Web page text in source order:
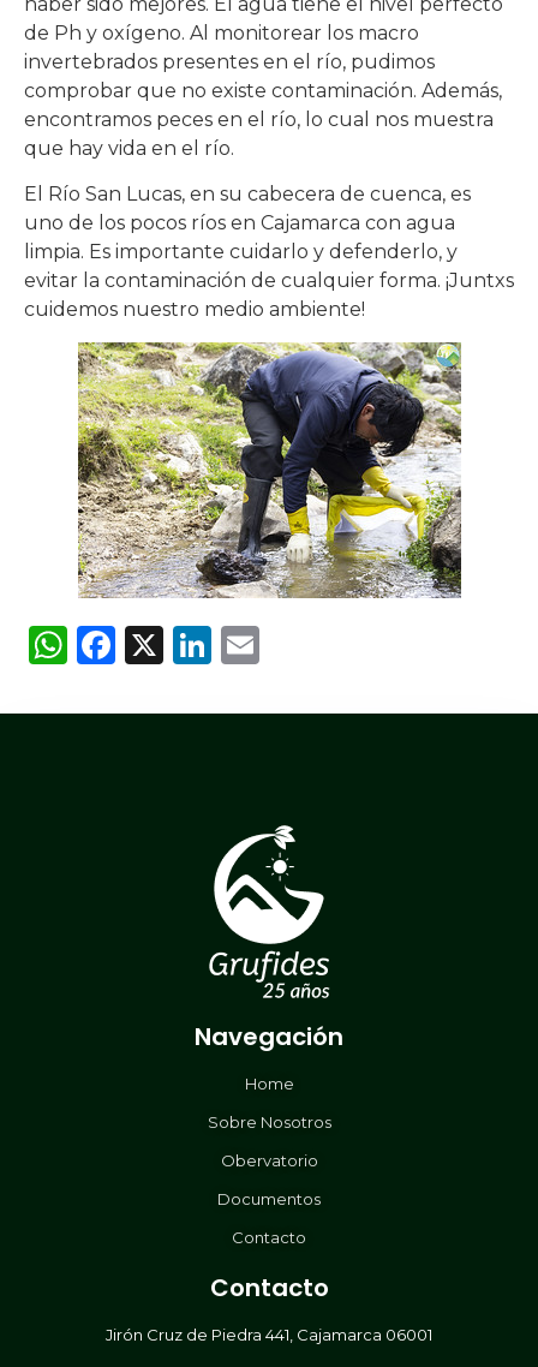
de Ph y oxígeno. Al monitorear los macro
invertebrados presentes en el río, pudimos
comprobar que no existe contaminación. Además,
encontramos peces en el río, lo cual nos muestra
que hay vida en el río.
El Río San Lucas, en su cabecera de cuenca, es
uno de los pocos ríos en Cajamarca con agua
limpia. Es importante cuidarlo y defenderlo, y
evitar la contaminación de cualquier forma. ¡Juntxs
cuidemos nuestro medio ambiente!
WhatsApp
Facebook
X LinkedIn
Navegación
Home
Sobre Nosotros
Obervatorio
Documentos
Contacto
Contacto
Jirón Cruz de Piedra 441, Cajamarca 06001